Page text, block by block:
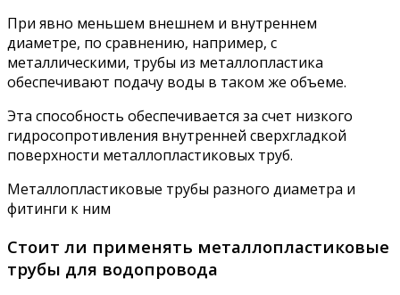
При явно меньшем внешнем и внутреннем
диаметре, по сравнению, например, с
металлическими, трубы из металлопластика
обеспечивают подачу воды в таком же объеме.
Эта способность обеспечивается за счет низкого
гидросопротивления внутренней сверхгладкой
поверхности металлопластиковых труб.
Металлопластиковые трубы разного диаметра и
фитинги к ним
Стоит ли применять металлопластиковые
трубы для водопровода